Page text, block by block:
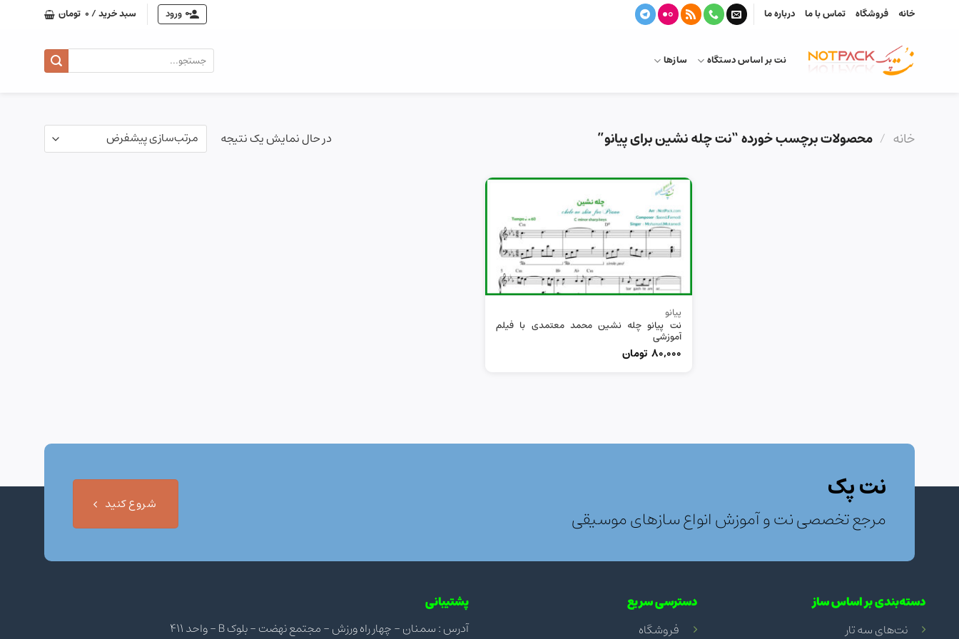
خانه فروشگاه تماس با ما درباره ما ورود سبد خرید /0 تومان
نت بر اساس دستگاه سازها
جستجو
برای:
خانه / محصولات برچسب خورده “نت چله نشین برای پیانو” در حال نمایش یک نتیجه
پیانو
نت پیانو چله نشین محمد معتمدی با فیلم
آموزشی
80,000 تومان
نت پک
مرجع تخصصی نت و آموزش انواع سازهای موسیقی
شروع کنید
دسته‌بندی بر اساس ساز
نت‌های سه تار
دسترسی سریع
فروشگاه
پشتیبانی
آدرس : سمنان - چهار راه ورزش - مجتمع نهضت - بلوک B - واحد 411